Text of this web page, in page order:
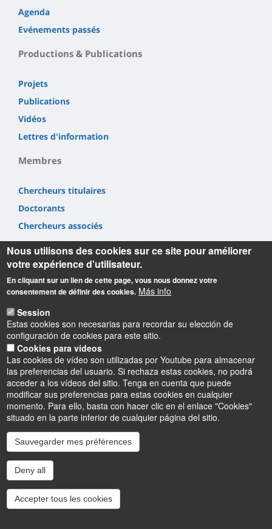
Agenda
Evénements passés
Productions & Publications
Projets
Publications
Vidéos
Lettres d'information
Membres
Chercheurs titulaires
Doctorants
Chercheurs associés
Laboratoire Rémélice
Réception et Médiation de Littératures et de Cultures
Etrangères et comparées
UFR Collegium Lettres, Langues et Sciences Humaines
10 rue de Tours
BP 46527 - 45065 Orléans cedex 2
Accessibilité : partiellement conforme
Cookies
Intranet
Nous utilisons des cookies sur ce site pour améliorer
votre expérience d'utilisateur.
En cliquant sur un lien de cette page, vous nous donnez votre
consentement de définir des cookies. Más info
Session
Estas cookies son necesarias para recordar su elección de
configuración de cookies para este sitio.
Cookies para vídeos
Las cookies de vídeo son utilizadas por Youtube para almacenar
las preferencias del usuario. Si rechaza estas cookies, no podrá
acceder a los vídeos del sitio. Tenga en cuenta que puede
modificar sus preferencias para estas cookies en cualquier
momento. Para ello, basta con hacer clic en el enlace "Cookies"
situado en la parte inferior de cualquier página del sitio.
Sauvegarder mes préférences
Deny all
Accepter tous les cookies